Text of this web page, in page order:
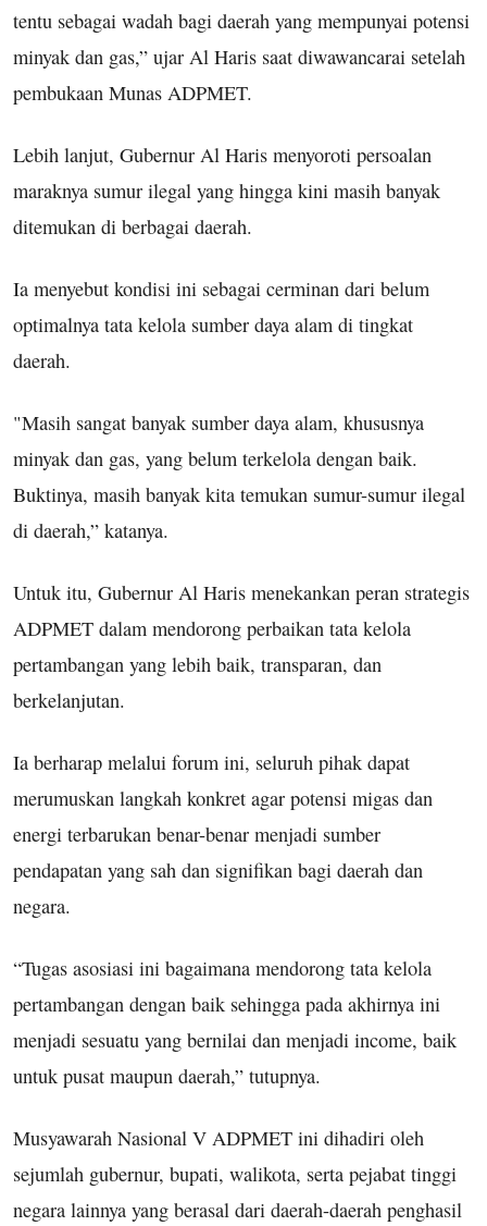
tentu sebagai wadah bagi daerah yang mempunyai potensi
minyak dan gas,” ujar Al Haris saat diwawancarai setelah
pembukaan Munas ADPMET.
Lebih lanjut, Gubernur Al Haris menyoroti persoalan
maraknya sumur ilegal yang hingga kini masih banyak
ditemukan di berbagai daerah.
Ia menyebut kondisi ini sebagai cerminan dari belum
optimalnya tata kelola sumber daya alam di tingkat
daerah.
"Masih sangat banyak sumber daya alam, khususnya
minyak dan gas, yang belum terkelola dengan baik.
Buktinya, masih banyak kita temukan sumur-sumur ilegal
di daerah,” katanya.
Untuk itu, Gubernur Al Haris menekankan peran strategis
ADPMET dalam mendorong perbaikan tata kelola
pertambangan yang lebih baik, transparan, dan
berkelanjutan.
Ia berharap melalui forum ini, seluruh pihak dapat
merumuskan langkah konkret agar potensi migas dan
energi terbarukan benar-benar menjadi sumber
pendapatan yang sah dan signifikan bagi daerah dan
negara.
“Tugas asosiasi ini bagaimana mendorong tata kelola
pertambangan dengan baik sehingga pada akhirnya ini
menjadi sesuatu yang bernilai dan menjadi income, baik
untuk pusat maupun daerah,” tutupnya.
Musyawarah Nasional V ADPMET ini dihadiri oleh
sejumlah gubernur, bupati, walikota, serta pejabat tinggi
negara lainnya yang berasal dari daerah-daerah penghasil